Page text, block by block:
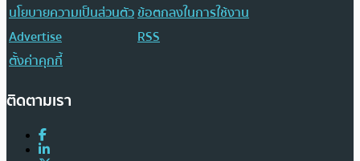
นโยบายความเป็นส่วนตัวข้อตกลงในการใช้งาน
Advertise
RSS
ตั้งค่าคุกกี้
ติดตามเรา